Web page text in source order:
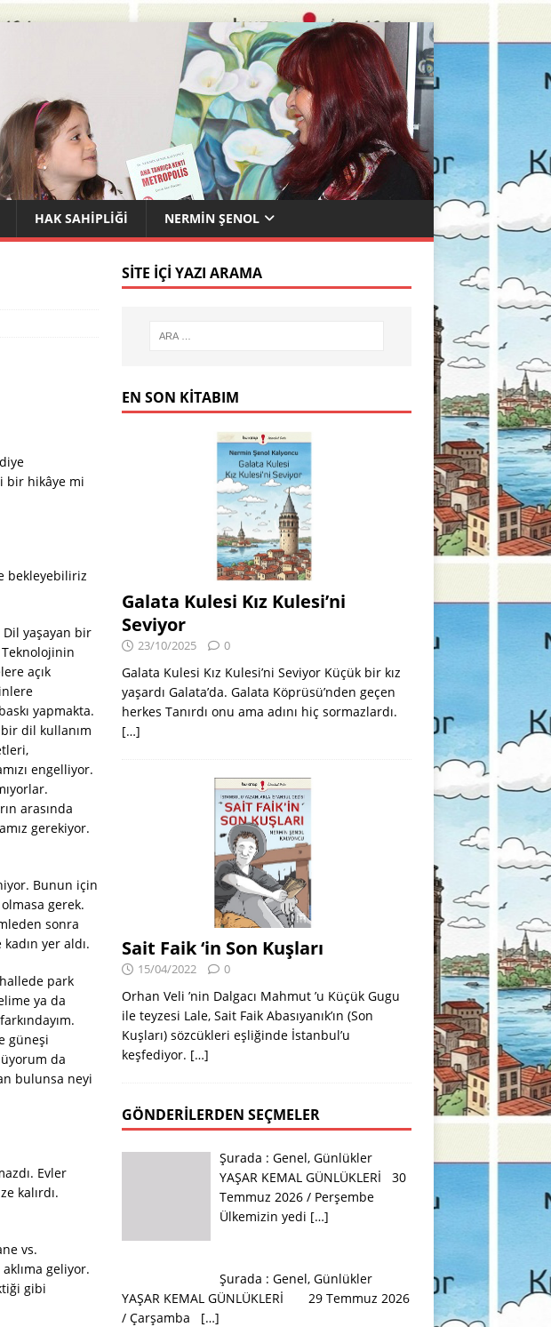
HAK SAHIPLIĞI NERMIN ŞENOL
bir hikâye mi
bekleyebiliriz
Dil yaşayan bir
açık
yapmakta.
dil kullanım
engelliyor.
arasında
gerekiyor.
Bunun için
gerek.
sonra
yer aldı.
park
ya da
güneşi
da
bulunsa neyi
Evler
kalırdı.
vs.
geliyor.
gibi
SITE İÇI YAZI ARAMA
EN SON KITABIM
Galata Kulesi Kız Kulesi’ni
Seviyor
23/10/2025 0
Galata Kulesi Kız Kulesi’ni Seviyor Küçük bir kız
yaşardı Galata’da. Galata Köprüsü’nden geçen
herkes Tanırdı onu ama adını hiç sormazlardı.
[…]
Sait Faik ‘in Son Kuşları
15/04/2022 0
Orhan Veli ’nin Dalgacı Mahmut ’u Küçük Gugu
ile teyzesi Lale, Sait Faik Abasıyanık’ın (Son
Kuşları) sözcükleri eşliğinde İstanbul’u
keşfediyor. […]
GÖNDERILERDEN SEÇMELER
Şurada :Genel,Günlükler
YAŞAR KEMAL GÜNLÜKLERİ 30
Temmuz 2026 / Perşembe
Ülkemizin yedi […]
Şurada :Genel,Günlükler
YAŞAR KEMAL GÜNLÜKLERİ 29 Temmuz 2026
/ Çarşamba […]